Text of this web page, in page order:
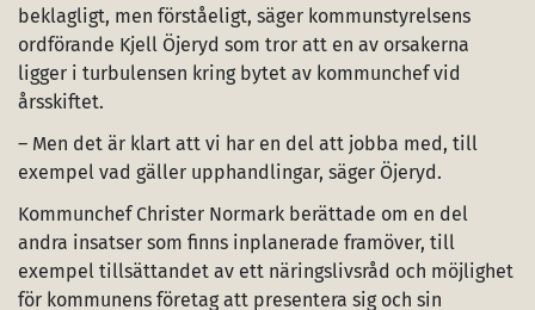
beklagligt, men förståeligt, säger kommunstyrelsens
ordförande Kjell Öjeryd som tror att en av orsakerna
ligger i turbulensen kring bytet av kommunchef vid
årsskiftet.
– Men det är klart att vi har en del att jobba med, till
exempel vad gäller upphandlingar, säger Öjeryd.
Kommunchef Christer Normark berättade om en del
andra insatser som finns inplanerade framöver, till
exempel tillsättandet av ett näringslivsråd och möjlighet
för kommunens företag att presentera sig och sin